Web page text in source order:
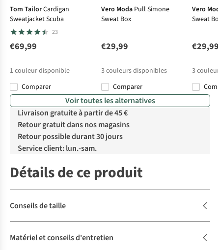
Tom TailorCardigan
Sweatjacket Scuba
23
€69,99
1 couleur disponible
Comparer
Vero Moda Pull Simone
Sweat Box
€29,99
3couleurs disponibles
Comparer
Vero
Sweat
€29,99
3
Voir toutes les alternatives
Livraison gratuite à partir de 45 €
Retour gratuit dans nos magasins
Retour possible durant 30 jours
Service client: lun.-sam.
Détails de ce produit
Conseils de taille
Matériel et conseils d'entretien